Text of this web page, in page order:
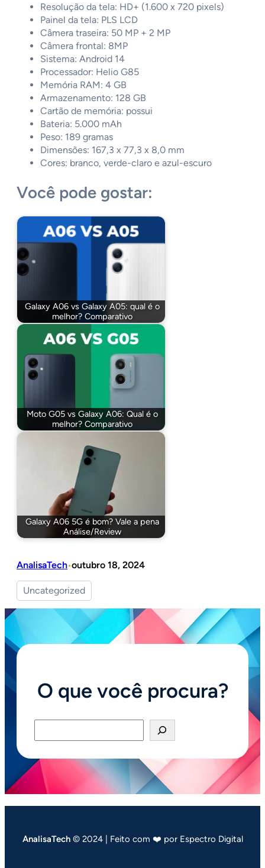
Resolução da tela: HD+ (1.600 x 720 pixels)
Painel da tela: PLS LCD
Câmera traseira: 50 MP + 2 MP
Câmera frontal: 8MP
Sistema: Android 14
Processador: Helio G85
Memória RAM: 4 GB
Armazenamento: 128 GB
Cartão de memória: possui
Bateria: 5.000 mAh
Peso: 189 gramas
Dimensões: 167,3 x 77,3 x 8,0 mm
Cores: branco, verde-claro e azul-escuro
Você pode gostar:
Galaxy A06 vs Galaxy A05: qual é o
melhor? Comparativo
Moto G05 vs Galaxy A06: Qual é o
melhor? Comparativo
Galaxy A06 5G é bom? Vale a pena
Análise/Review
AnalisaTech•outubro 18, 2024
Uncategorized
O que você procura?
AnalisaTech © 2024 | Feito com ❤️ por Espectro Digital